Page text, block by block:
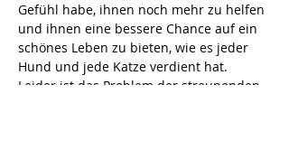
Gefühl habe, ihnen noch mehr zu helfen
und ihnen eine bessere Chance auf ein
schönes Leben zu bieten, wie es jeder
Hund und jede Katze verdient hat.
Leider ist das Problem der streunenden